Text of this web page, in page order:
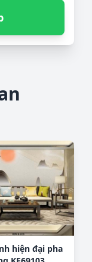
hiện đại pha